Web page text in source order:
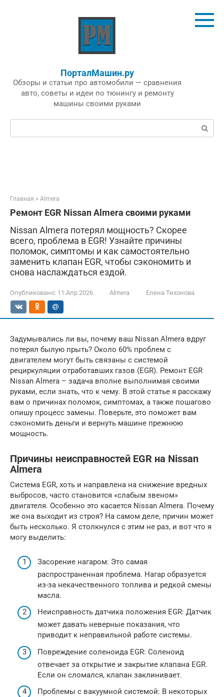
ПорталМашин.ру
Обзоры и статьи про автомобили — сравнения
авто, советы и идеи по тюнингу и ремонту
машины своими руками
Поиск:
Главная » Almera
Ремонт EGR Nissan Almera своими руками
Nissan Almera потерял мощность? Скорее
всего, проблема в EGR! Узнайте причины
поломок, симптомы и как самостоятельно
заменить клапан EGR, чтобы сэкономить и
снова наслаждаться ездой.
Опубликовано: 11.Апр.2026 Almera Елена Тихонова
Задумывались ли вы, почему ваш Nissan Almera вдруг
потерял былую прыть? Около 60% проблем с
двигателем могут быть связаны с системой
рециркуляции отработавших газов (EGR). Ремонт EGR
Nissan Almera – задача вполне выполнимая своими
руками, если знать, что к чему. В этой статье я расскажу
вам о причинах поломок, симптомах, а также пошагово
опишу процесс замены. Поверьте, это поможет вам
сэкономить деньги и вернуть машине прежнюю
мощность.
Причины неисправностей EGR на Nissan
Almera
Система EGR, хоть и направлена на снижение вредных
выбросов, часто становится «слабым звеном»
двигателя. Особенно это касается Nissan Almera. Почему
же она выходит из строя? На самом деле, причин может
быть несколько. Я столкнулся с этим не раз, и вот что я
могу выделить:
Засорение нагаром: Это самая
распространенная проблема. Нагар образуется
из-за некачественного топлива и редкой смены
масла.
Неисправность датчика положения EGR: Датчик
может давать неверные показания, что
приводит к неправильной работе системы.
Повреждение соленоида EGR: Соленоид
отвечает за открытие и закрытие клапана EGR.
Если он сломался, клапан заклинивает.
Проблемы с вакуумной системой: В некоторых